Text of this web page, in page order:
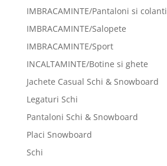
IMBRACAMINTE/Pantaloni si colanti
IMBRACAMINTE/Salopete
IMBRACAMINTE/Sport
INCALTAMINTE/Botine si ghete
Jachete Casual Schi & Snowboard
Legaturi Schi
Pantaloni Schi & Snowboard
Placi Snowboard
Schi